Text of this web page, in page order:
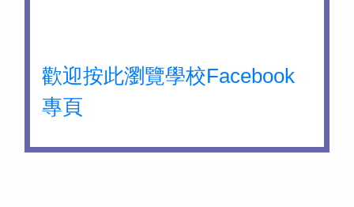
歡迎按此瀏覽學校Facebook
專頁